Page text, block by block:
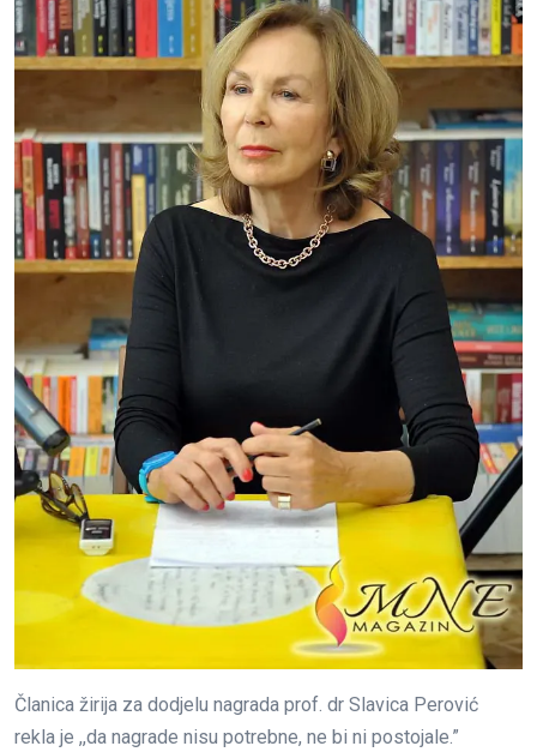
Članica žirija za dodjelu nagrada prof. dr Slavica Perović
rekla je ,,da nagrade nisu potrebne, ne bi ni postojale.”